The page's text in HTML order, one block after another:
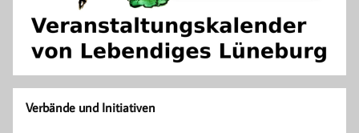
Verbände und Initiativen